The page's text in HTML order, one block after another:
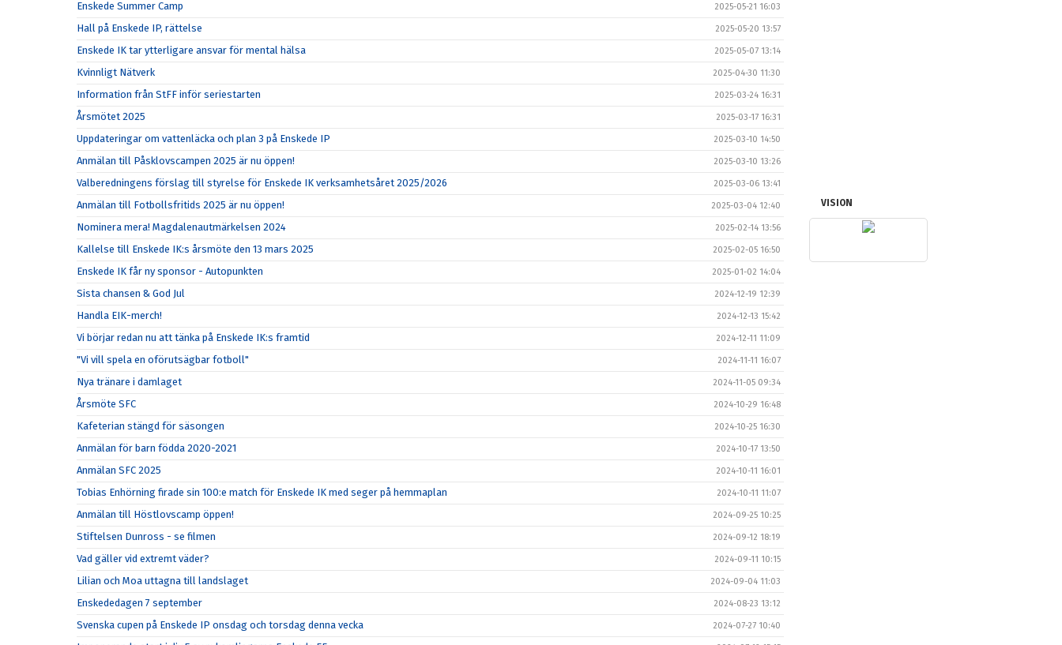
Enskede Summer Camp 2025-05-21 16:03
Hall på Enskede IP, rättelse 2025-05-20 13:57
Enskede IK tar ytterligare ansvar för mental hälsa 2025-05-07 13:14
Kvinnligt Nätverk 2025-04-30 11:30
Information från StFF inför seriestarten 2025-03-24 16:31
Årsmötet 2025 2025-03-17 16:31
Uppdateringar om vattenläcka och plan 3 på Enskede IP 2025-03-10 14:50
Anmälan till Påsklovscampen 2025 är nu öppen! 2025-03-10 13:26
Valberedningens förslag till styrelse för Enskede IK verksamhetsåret 2025/2026 2025-03-06 13:41
Anmälan till Fotbollsfritids 2025 är nu öppen! 2025-03-04 12:40
Nominera mera! Magdalenautmärkelsen 2024 2025-02-14 13:56
Kallelse till Enskede IK:s årsmöte den 13 mars 2025 2025-02-05 16:50
Enskede IK får ny sponsor - Autopunkten 2025-01-02 14:04
Sista chansen & God Jul 2024-12-19 12:39
Handla EIK-merch! 2024-12-13 15:42
Vi börjar redan nu att tänka på Enskede IK:s framtid 2024-12-11 11:09
"Vi vill spela en oförutsägbar fotboll" 2024-11-11 16:07
Nya tränare i damlaget 2024-11-05 09:34
Årsmöte SFC 2024-10-29 16:48
Kafeterian stängd för säsongen 2024-10-25 16:30
Anmälan för barn födda 2020-2021 2024-10-17 13:50
Anmälan SFC 2025 2024-10-11 16:01
Tobias Enhörning firade sin 100:e match för Enskede IK med seger på hemmaplan 2024-10-11 11:07
Anmälan till Höstlovscamp öppen! 2024-09-25 10:25
Stiftelsen Dunross - se filmen 2024-09-12 18:19
Vad gäller vid extremt väder? 2024-09-11 10:15
Lilian och Moa uttagna till landslaget 2024-09-04 11:03
Enskededagen 7 september 2024-08-23 13:12
Svenska cupen på Enskede IP onsdag och torsdag denna vecka 2024-07-27 10:40
VISION